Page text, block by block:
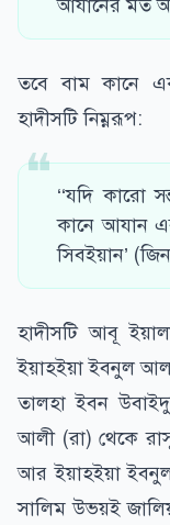
আযানের মত
তবে বাম কানে
হাদীসটি নিম্নরূপ:
‘‘যদি কারো
কানে আযান
সিবইয়ান’
হাদীসটি আবূ
ইয়াহইয়া ইবনুল
তালহা ইবন
আলী (রা) থেকে
আর ইয়াহইয়া
সালিম উভয়ই